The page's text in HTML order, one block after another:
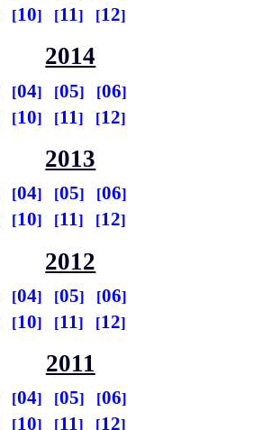
10 11 12
2014
04 05
06
10 11 12
2013
04 05
06
10 11 12
2012
04 05
06
10 11 12
2011
04 05
06
10 11 12